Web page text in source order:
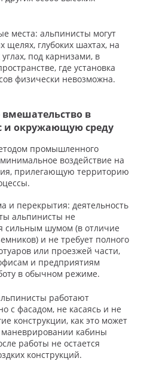
места: альпинисты могут
щелях, глубоких шахтах, на
под карнизами, в
где установка
физически невозможна.
в
и окружающую среду
промышленного
воздействие на
прилегающую территорию
и перекрытия: деятельность
альпинисты не
сильным шумом (в отличие
и не требует полного
или проезжей части,
и предприятиям
в обычном режиме.
работают
с фасадом, не касаясь и не
конструкции, как это может
кабины
работы не остается
конструкций.